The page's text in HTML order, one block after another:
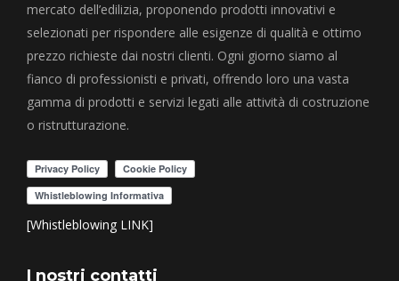
mercato dell’edilizia, proponendo prodotti innovativi e
selezionati per rispondere alle esigenze di qualità e ottimo
prezzo richieste dai nostri clienti. Ogni giorno siamo al
fianco di professionisti e privati, offrendo loro una vasta
gamma di prodotti e servizi legati alle attività di costruzione
o ristrutturazione.
[Whistleblowing LINK]
I nostri contatti